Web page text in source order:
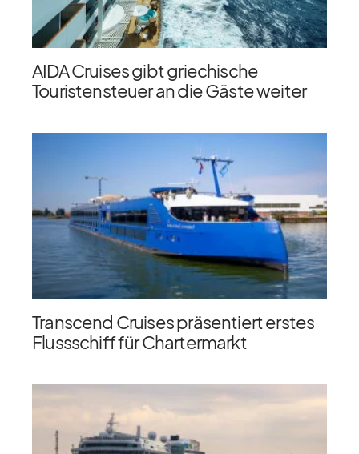
AIDA Cruises gibt griechische
Touristensteuer an die Gäste weiter
Transcend Cruises präsentiert erstes
Flussschiff für Chartermarkt